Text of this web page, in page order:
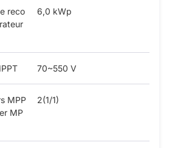
reco
6,0 kWp
70~550 V
MPP
MP
2(1/1)